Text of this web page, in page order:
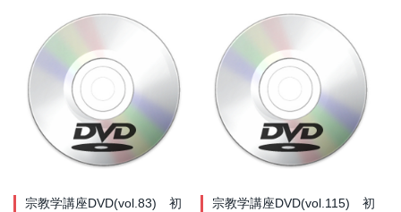
宗教学講座DVD(vol.83) 初
宗教学講座DVD(vol.115) 初